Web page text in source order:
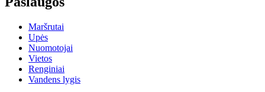
Maršrutai
Upės
Nuomotojai
Vietos
Renginiai
Vandens lygis